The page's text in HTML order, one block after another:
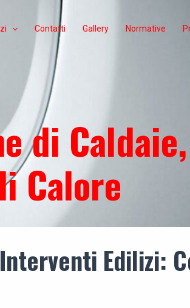
Contatti Gallery Normative
di Caldaie,
Calore
Edilizi: